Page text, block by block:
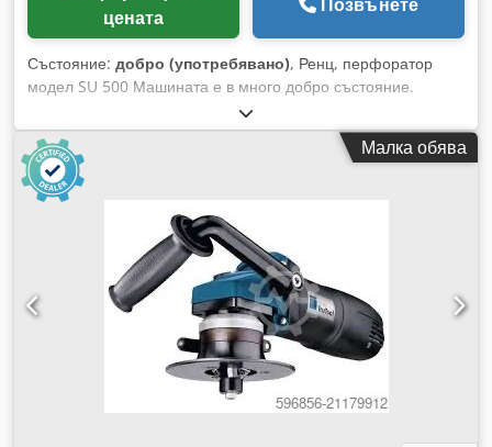
цената
Състояние: добро (употребявано), Ренц, перфоратор
модел SU 500 Машината е в много добро състояние.
Комплектът включва основа за машината. Електрическо
задвижване, управление с крачен педал. Комплектът
включва инструмент за перфориране на кръгли отвори в
съотношение 3:1, с изрез за закачалка. Описание от
производителя: Перфораторна машина с работна ширина
до 500 мм. Проектирана за непрекъсната работа и големи
натоварвания. Функционалният цикъл се активира с крачен
педал. Dsdozdauujpfx Am Sekr Перфориране до 40 листа
(4 мм) в един цикъл. Бърза и лесна смяна на
перфораторните ленти. Предлага се с или без изрез за
закачалка. Захранване: трифазно, 380 V. Тегло: 170 кг.
Малка обява